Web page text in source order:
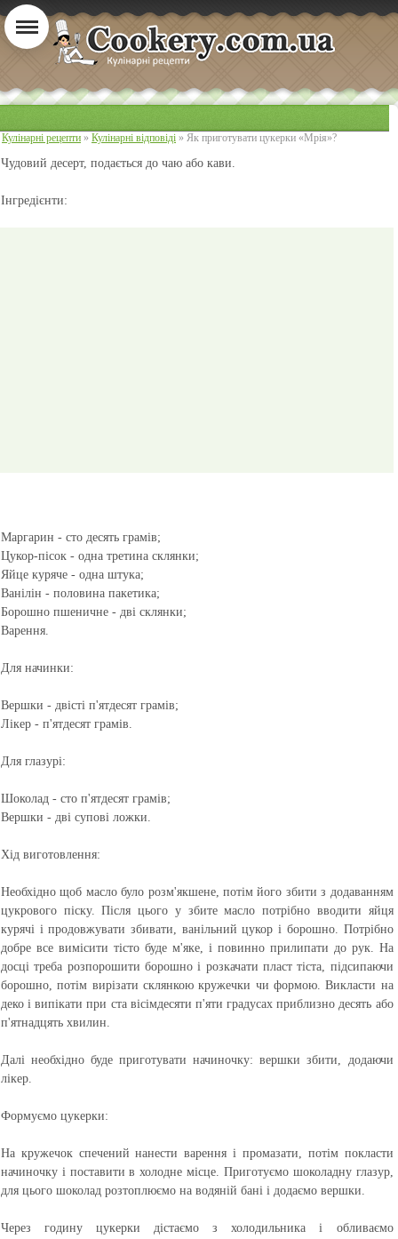
Кулінарні рецепти » Кулінарні відповіді » Як приготувати цукерки «Мрія»?
Чудовий десерт, подається до чаю або кави.
Інгредієнти:
Маргарин - сто десять грамів;
Цукор-пісок - одна третина склянки;
Яйце куряче - одна штука;
Ванілін - половина пакетика;
Борошно пшеничне - дві склянки;
Варення.
Для начинки:
Вершки - двісті п'ятдесят грамів;
Лікер - п'ятдесят грамів.
Для глазурі:
Шоколад - сто п'ятдесят грамів;
Вершки - дві супові ложки.
Хід виготовлення:
Необхідно щоб масло було розм'якшене, потім його збити з додаванням
цукрового піску. Після цього у збите масло потрібно вводити яйця
курячі і продовжувати збивати, ванільний цукор і борошно. Потрібно
добре все вимісити тісто буде м'яке, і повинно прилипати до рук. На
досці треба розпорошити борошно і розкачати пласт тіста, підсипаючи
борошно, потім вирізати склянкою кружечки чи формою. Викласти на
деко і випікати при ста вісімдесяти п'яти градусах приблизно десять або
п'ятнадцять хвилин.
Далі необхідно буде приготувати начиночку: вершки збити, додаючи
лікер.
Формуємо цукерки:
На кружечок спечений нанести варення і промазати, потім покласти
начиночку і поставити в холодне місце. Приготуємо шоколадну глазур,
для цього шоколад розтоплюємо на водяній бані і додаємо вершки.
Через годину цукерки дістаємо з холодильника і обливаємо